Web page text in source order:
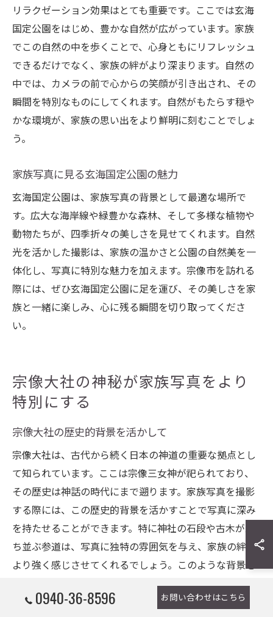
リラクゼーション効果はとても重要です。ここでは玄海
国定公園をはじめ、豊かな自然が広がっています。家族
でこの自然の中を歩くことで、心身ともにリフレッシュ
できるだけでなく、家族の絆がより深まります。自然の
中では、カメラの前で心からの笑顔が引き出され、その
瞬間を特別なものにしてくれます。自然がもたらす穏や
かな環境が、家族の思い出をより鮮明に刻むことでしょ
う。
家族写真に見る玄海国定公園の魅力
玄海国定公園は、家族写真の背景として最適な場所で
す。広大な海岸線や緑豊かな森林、そして多様な植物や
動物たちが、四季折々の美しさを見せてくれます。自然
光を活かした撮影は、家族の温かさと公園の自然美を一
体化し、写真に特別な魅力を加えます。宗像市を訪れる
際には、ぜひ玄海国定公園に足を運び、その美しさを家
族と一緒に楽しみ、心に残る瞬間を切り取ってくださ
い。
宗像大社の神秘が家族写真をより
特別にする
宗像大社の歴史的背景を活かして
宗像大社は、古代から続く日本の神道の重要な拠点とし
て知られています。ここは宗像三女神が祀られており、
その歴史は神話の時代にまで遡ります。家族写真を撮影
する際には、この歴史的背景を活かすことで写真に深み
を持たせることができます。特に神社の石段や古木が立
ち並ぶ参道は、写真に独特の雰囲気を与え、家族の絆を
より強く感じさせてくれるでしょう。このような背景を
用いることで、家族写真は単なる記録を超え、特別な物
語を紡ぐものとなります。
0940-36-8596 お問い合わせはこちら